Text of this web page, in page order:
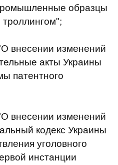
образцы
внесении изменений
акты Украины
патентного
внесении изменений
кодекс Украины
уголовного
инстанции